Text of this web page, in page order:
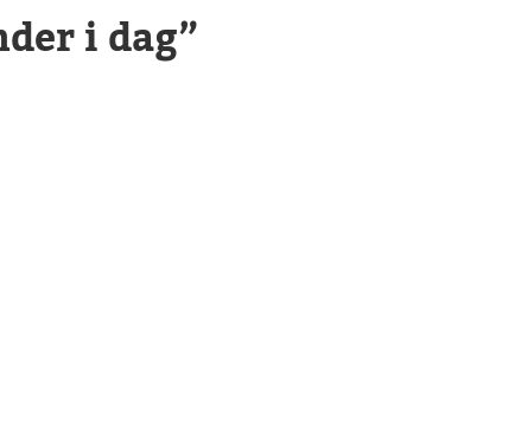
i dag”